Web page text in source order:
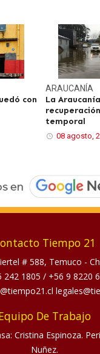
con
ARAUCANÍA
La
temporal
08 agosto,
Tiempo 21
# 588, Temuco -
242 1805 / +56 9 8220
De Trabajo
Cristina Espinoza.
Nuñez.